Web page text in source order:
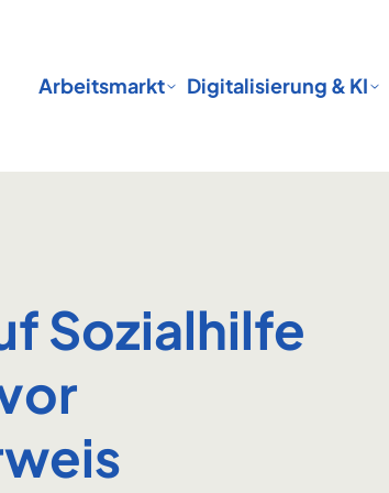
Arbeitsmarkt Digitalisierung & KI
Sozialhilfe